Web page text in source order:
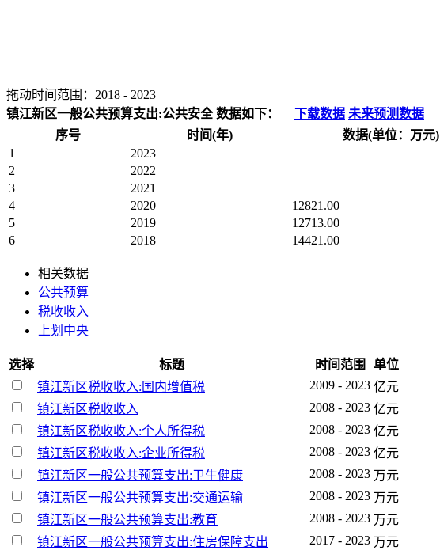
拖动时间范围： 2018 - 2023
镇江新区一般公共预算支出:公共安全 数据如下：
下载数据 未来预测数据
序号
时间(年)
数据(单位：万元)
1
2023
2
2022
3
2021
4
2020
12821.00
5
2019
12713.00
6
2018 14421.00
相关数据
公共预算
税收收入
上划中央
选择 标题 时间范围
单位
镇江新区税收收入:国内增值税
2009 - 2023 亿元
镇江新区税收收入
2008 - 2023 亿元
镇江新区税收收入:个人所得税
2008 - 2023 亿元
镇江新区税收收入:企业所得税
2008 - 2023 亿元
镇江新区一般公共预算支出:卫生健康
2008 - 2023 万元
镇江新区一般公共预算支出:交通运输
2008 - 2023 万元
镇江新区一般公共预算支出:教育
2008 - 2023 万元
镇江新区一般公共预算支出:住房保障支出
2017 - 2023 万元